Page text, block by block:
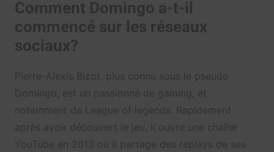
Comment Domingo a-t-il
commencé sur les réseaux
sociaux?
Pierre-Alexis Bizot, plus connu sous le pseudo
Domingo, est un passionné de gaming, et
notamment de League of legends. Rapidement
après avoir découvert le jeu, il ouvre une chaîne
YouTube en 2013 où il partage des replays de ses